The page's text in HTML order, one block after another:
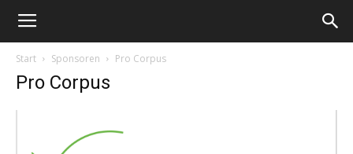
Start Sponsoren Pro Corpus
Pro Corpus